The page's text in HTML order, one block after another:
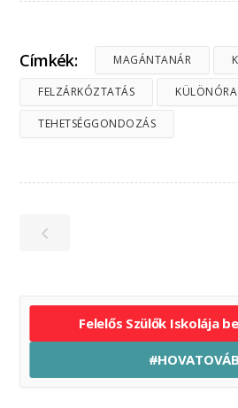
Címkék: MAGÁNTANÁR
FELZÁRKÓZTATÁS KÜLÖNÓRA
TEHETSÉGGONDOZÁS
Felelős Szülők Iskolája